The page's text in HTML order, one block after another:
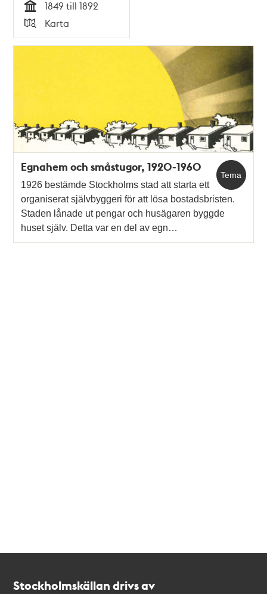
Tid
1849 till 1892
Typ
Karta
Tema
Egnahem och småstugor, 1920-1960
1926 bestämde Stockholms stad att starta ett
organiserat självbyggeri för att lösa bostadsbristen.
Staden lånade ut pengar och husägaren byggde
huset själv. Detta var en del av egn…
Stockholmskällan drivs av